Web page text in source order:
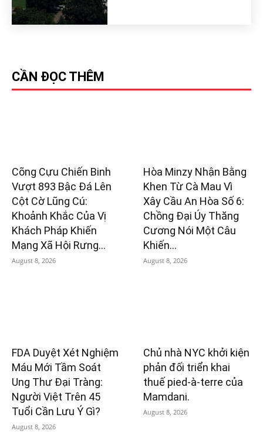
CẦN ĐỌC THÊM
Cõng Cựu Chiến Binh
Vượt 893 Bậc Đá Lên
Cột Cờ Lũng Cú:
Khoảnh Khắc Của Vị
Khách Pháp Khiến
Mạng Xã Hội Rưng...
August 8, 2026
Hòa Minzy Nhận Bằng
Khen Từ Cà Mau Vì
Xây Cầu An Hòa Số 6:
Chồng Đại Úy Thăng
Cương Nói Một Câu
Khiến...
August 8, 2026
FDA Duyệt Xét Nghiệm
Máu Mới Tầm Soát
Ung Thư Đại Tràng:
Người Việt Trên 45
Tuổi Cần Lưu Ý Gì?
August 8, 2026
Chủ nhà NYC khởi kiện
phản đối triển khai
thuế pied-à-terre của
Mamdani.
August 8, 2026